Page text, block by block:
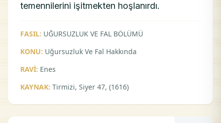
temennilerini işitmekten hoşlanırdı.
FASIL: UĞURSUZLUK VE FAL BÖLÜMÜ
KONU: Uğursuzluk Ve Fal Hakkında
RAVİ: Enes
KAYNAK: Tirmizi, Siyer 47, (1616)